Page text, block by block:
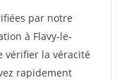
par notre
à Flavy-le-
vérifier la véracité
rapidement